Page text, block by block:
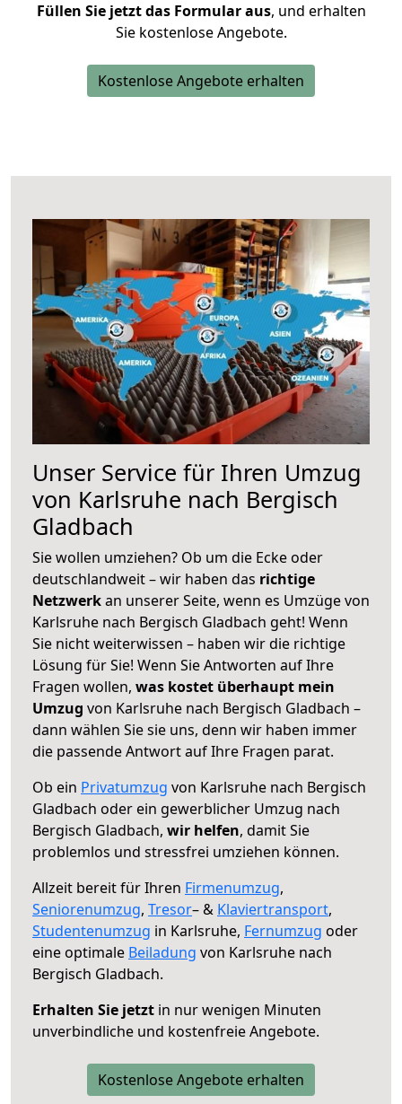
Füllen Sie jetzt das Formular aus, und erhalten
Sie kostenlose Angebote.
Kostenlose Angebote erhalten
Unser Service für Ihren Umzug
von Karlsruhe nach Bergisch
Gladbach
Sie wollen umziehen? Ob um die Ecke oder
deutschlandweit – wir haben das richtige
Netzwerkan unserer Seite, wenn es Umzüge von
Karlsruhe nach Bergisch Gladbach geht! Wenn
Sie nicht weiterwissen – haben wir die richtige
Lösung für Sie! Wenn Sie Antworten auf Ihre
Fragen wollen, was kostet überhaupt mein
Umzug von Karlsruhe nach Bergisch Gladbach –
dann wählen Sie sie uns, denn wir haben immer
die passende Antwort auf Ihre Fragen parat.
Ob ein Privatumzug von Karlsruhe nach Bergisch
Gladbach oder ein gewerblicher Umzug nach
Bergisch Gladbach, wir helfen, damit Sie
problemlos und stressfrei umziehen können.
Allzeit bereit für Ihren Firmenumzug,
Seniorenumzug, Tresor– & Klaviertransport,
Studentenumzug in Karlsruhe, Fernumzug oder
eine optimale Beiladung von Karlsruhe nach
Bergisch Gladbach.
Erhalten Sie jetzt in nur wenigen Minuten
unverbindliche und kostenfreie Angebote.
Kostenlose Angebote erhalten